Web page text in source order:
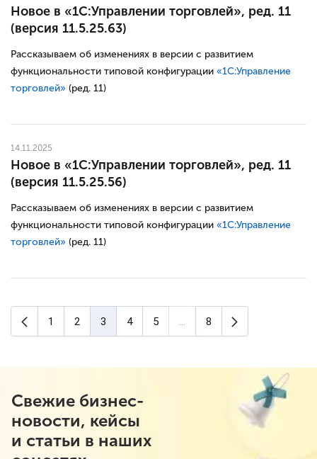
Новое в «1С:Управлении торговлей», ред. 11
(версия 11.5.25.63)
Рассказываем об изменениях в версии с развитием
функциональности типовой конфигурации «1С:Управление
торговлей» (ред. 11)
14.11.2025
Новое в «1С:Управлении торговлей», ред. 11
(версия 11.5.25.56)
Рассказываем об изменениях в версии с развитием
функциональности типовой конфигурации «1С:Управление
торговлей» (ред. 11)
Предыдущая страница
1 2 3 4 5 8
Свежие бизнес-
новости, кейсы
и статьи в наших